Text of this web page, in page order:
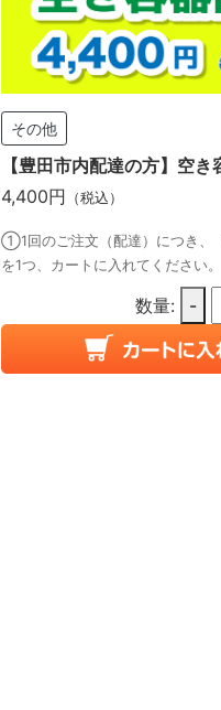
その他
【豊田市内配達の方】空き
4,400円 （税込）
①1回のご注文（配達）につき、
を1つ、カートに入れてください
数量: -